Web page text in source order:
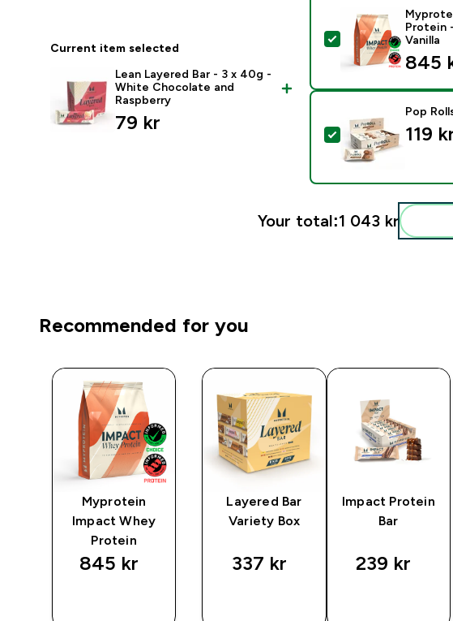
Current item selected
Lean Layered Bar - 3 x 40g -
White Chocolate and
Raspberry
79 kr‎
Select this
Protein
Vanilla
845
Select this
Pop
119
Your total:1 043 kr‎
Recommended for you
Myprotein
Impact Whey
Protein
845 kr‎
Layered Bar
Variety Box
337 kr‎
Impact Protein
Bar
239 kr‎